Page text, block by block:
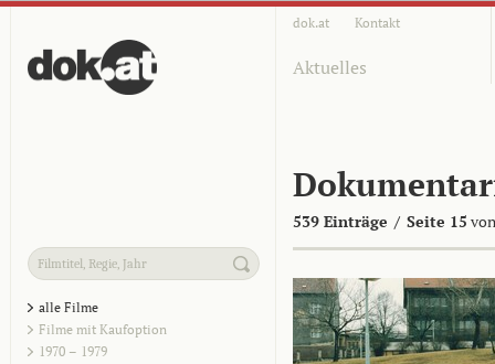
dok.at Kontakt
Aktuelles
539 Einträge / Seite 15
alle Filme
Filme mit Kaufoption
1970 – 1979